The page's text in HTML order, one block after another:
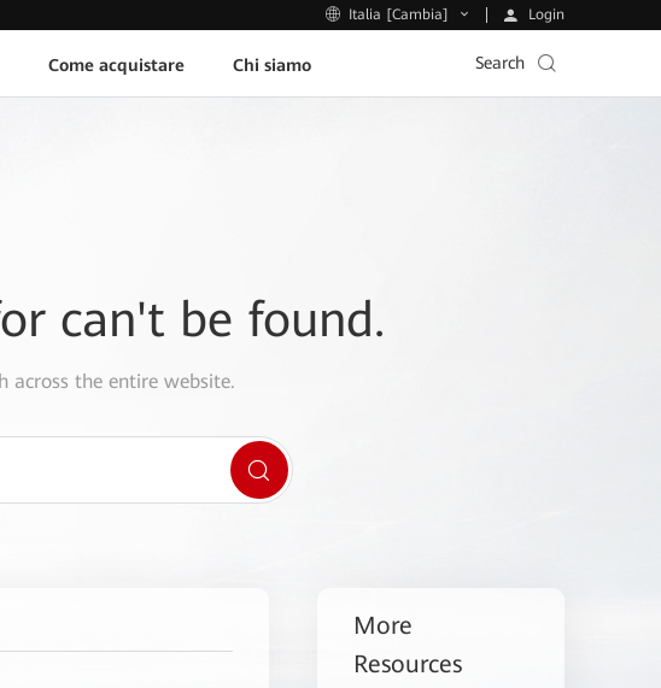
Italia [Cambia] Login
Come acquistare Chi siamo Search
can't be found.
across the entire website.
More
Resources